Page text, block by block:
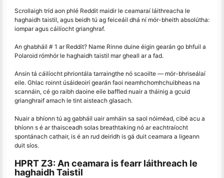
Scrollaigh tríd aon phlé Reddit maidir le ceamaraí láithreacha le
haghaidh taistil, agus beidh tú ag feiceáil dhá ní mór-bheith absolútha:
iompar agus cáilíocht grianghraf.
An ghabháil # 1 ar Reddit? Name Rinne duine éigin gearán go bhfuil a
Polaroid rómhór le haghaidh taistil mar gheall ar a fad.
Ansin tá cáilíocht phriontála tarraingthe nó scaoilte — mór-bhriseálaí
eile. Ghlac roinnt úsáideoirí gearán faoi neamhchomhchuibheas na
scannáin, cé go raibh daoine eile baffled nuair a tháinig a gcuid
grianghraif amach le tint aisteach glasach.
Nuair a bhíonn tú ag gabháil uair amháin sa saol nóiméad, cibé acu a
bhíonn s é ar thaisceadh solas breathtaking nó ar eachtraíocht
spontánach cathair, is é an rud deiridh is gá duit ceamara a ligeann
duit síos.
HPRT Z3: An ceamara is fearr láithreach le
haghaidh Taistil